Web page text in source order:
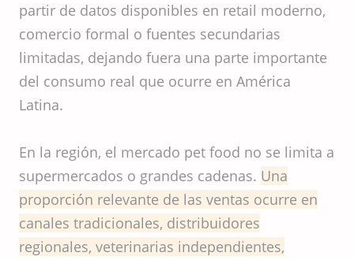
partir de datos disponibles en retail moderno,
comercio formal o fuentes secundarias
limitadas, dejando fuera una parte importante
del consumo real que ocurre en América
Latina.
En la región, el mercado pet food no se limita a
supermercados o grandes cadenas. Una
proporción relevante de las ventas ocurre en
canales tradicionales, distribuidores
regionales, veterinarias independientes,